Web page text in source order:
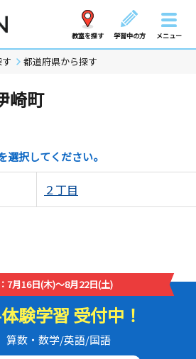
教室を探す 学習中の方 メニュー
都道府県から探す
崎町
選択してください。
２丁目
7月16日(木)～8月22日(土)
験学習 受付中！
算数・数学/英語/国語